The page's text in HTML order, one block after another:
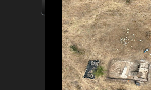
ΑΡΧΙΚΗ YOUTUBE